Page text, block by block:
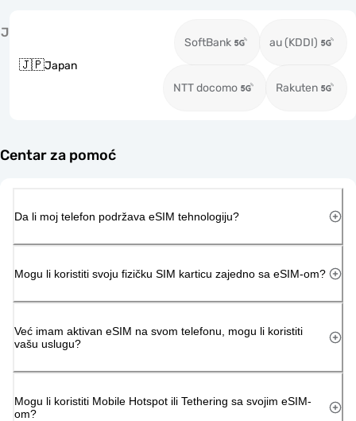
J
🇯🇵Japan
SoftBank au (KDDI)
NTT docomo Rakuten
Centar za pomoć
Da li moj telefon podržava eSIM tehnologiju?
Mogu li koristiti svoju fizičku SIM karticu zajedno sa eSIM-om?
Već imam aktivan eSIM na svom telefonu, mogu li koristiti
vašu uslugu?
Mogu li koristiti Mobile Hotspot ili Tethering sa svojim eSIM-
om?